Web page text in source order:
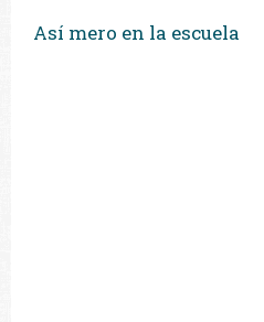
Así mero en la escuela